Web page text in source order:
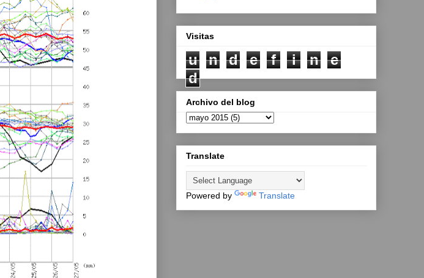
Visitas
u n d e f i n
e
d
Archivo del blog
Translate
Powered by Translate